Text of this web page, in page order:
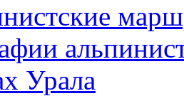
Урала